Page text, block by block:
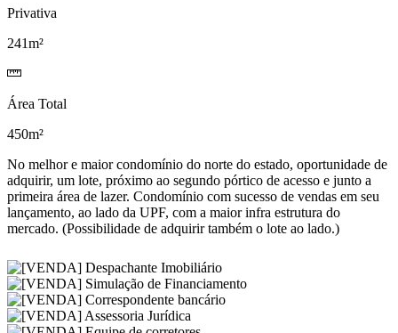
Privativa
241m²
Área Total
450m²
No melhor e maior condomínio do norte do estado, oportunidade de
adquirir, um lote, próximo ao segundo pórtico de acesso e junto a
primeira área de lazer. Condomínio com sucesso de vendas em seu
lançamento, ao lado da UPF, com a maior infra estrutura do
mercado. (Possibilidade de adquirir também o lote ao lado.)